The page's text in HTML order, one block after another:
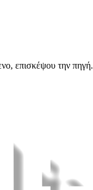
επισκέψου την πηγή.